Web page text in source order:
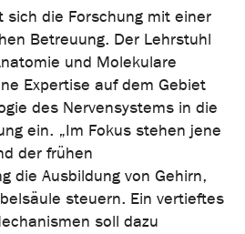
sich die Forschung mit einer
Betreuung. Der Lehrstuhl
und Molekulare
Expertise auf dem Gebiet
des Nervensystems in die
ein. „Im Fokus stehen jene
der frühen
die Ausbildung von Gehirn,
steuern. Ein vertieftes
soll dazu